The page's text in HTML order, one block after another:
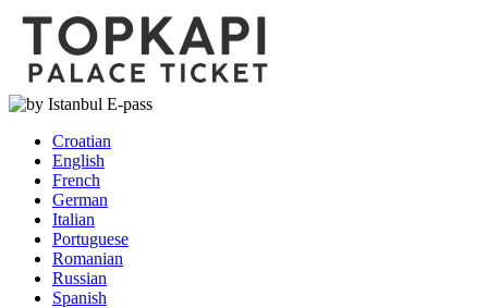
Croatian
English
French
German
Italian
Portuguese
Romanian
Russian
Spanish